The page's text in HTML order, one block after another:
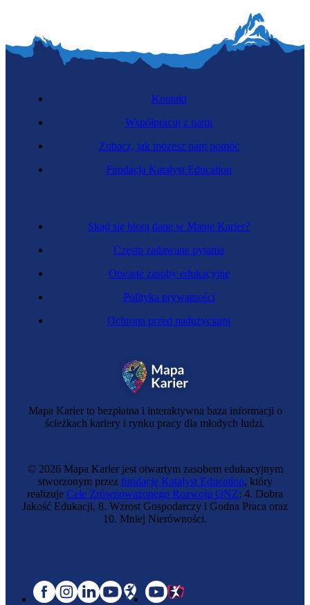
Mapa Karier to bezpłatna i interaktywna baza informacji o
ścieżkach kariery i rynku pracy dla młodych ludzi.
Skąd się biorą dane w Mapie Karier?
Często zadawane pytania
Otwarte zasoby edukacyjne
Polityka prywatności
Ochrona przed nadużyciami
Kontakt
Współpracuj z nami
Zobacz, jak możesz nam pomóc
Fundacja Katalyst Education
© 2026 Mapa Karier jest otwartym zasobem edukacyjnym
stworzonym przez fundację Katalyst Education, który
realizuje Cele Zrównoważonego Rozwoju ONZ: 4. Dobra
Jakość Edukacji, 8. Wzrost Gospodarczy i Godna Praca oraz
10. Mniej Nierówności.